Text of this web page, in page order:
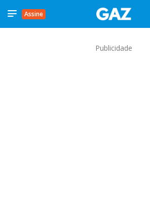
Assine
Publicidade